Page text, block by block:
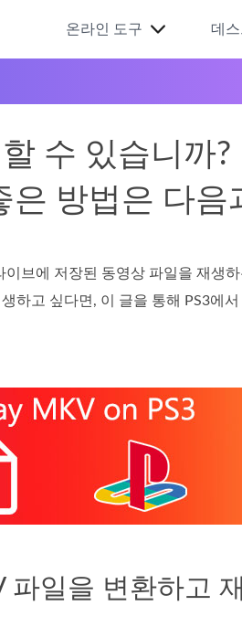
온라인 도구 데
수 있습니까
은 방법은 다음
브에 저장된 동영상 파일을 재생
하고 싶다면, 이 글을 통해 PS3에
파일을 변환하고